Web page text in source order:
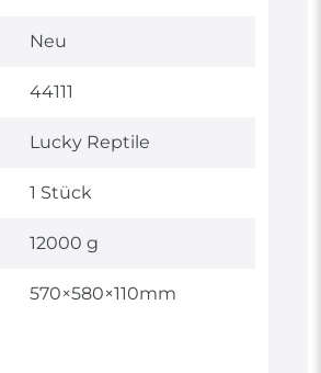
Neu
44111
Lucky Reptile
1 Stück
12000 g
570×580×110mm